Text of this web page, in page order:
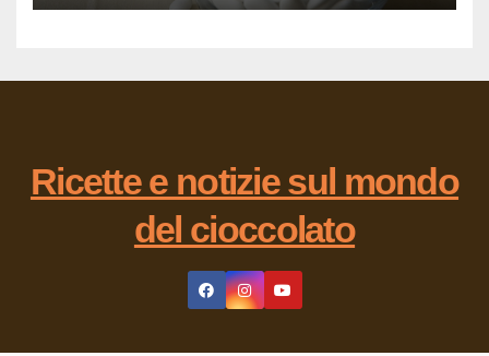
Ricette e notizie sul mondo
del cioccolato